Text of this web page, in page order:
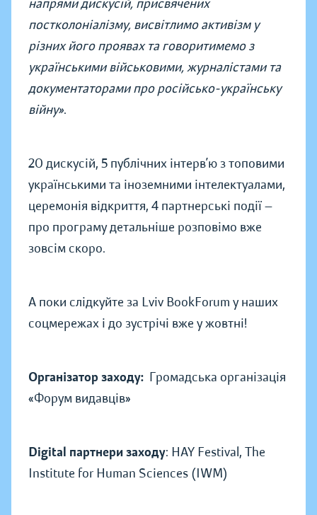
напрями дискусій, присвячених
постколоніалізму, висвітлимо активізм у
різних його проявах та говоритимемо з
українськими військовими, журналістами та
документаторами про російсько-українську
війну».
20 дискусій, 5 публічних інтерв’ю з топовими
українськими та іноземними інтелектуалами,
церемонія відкриття, 4 партнерські події —
про програму детальніше розповімо вже
зовсім скоро.
А поки слідкуйте за Lviv BookForum у наших
соцмережах і до зустрічі вже у жовтні!
Організатор заходу: Громадська організація
«Форум видавців»
Digital партнери заходу: HAY Festival, The
Institute for Human Sciences (IWM)